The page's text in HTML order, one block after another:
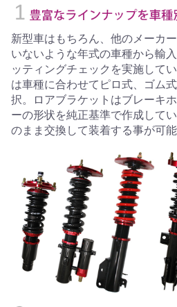
新型車はもちろん、他のメーカ
いないような年式の車種から輸
ッティングチェックを実施して
は車種に合わせてピロ式、ゴム
択。ロアブラケットはブレーキ
ーの形状を純正基準で作成して
のまま交換して装着する事が可能